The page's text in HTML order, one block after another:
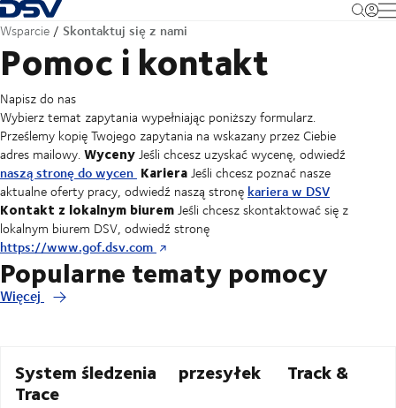
Cofnij do strony głównej
Wsparcie Skontaktuj się z nami
Pomoc i kontakt
Napisz do nas
Wybierz temat zapytania wypełniając poniższy formularz.
Prześlemy kopię Twojego zapytania na wskazany przez Ciebie
adres mailowy.WycenyJeśli chcesz uzyskać wycenę, odwiedź
naszą stronę do wycen KarieraJeśli chcesz poznać nasze
aktualne oferty pracy, odwiedź naszą stronę kariera w DSV
Kontakt z lokalnym biuremJeśli chcesz skontaktować się z
lokalnym biurem DSV, odwiedź stronę
https://www.gof.dsv.com
Popularne tematy pomocy
Więcej
System śledzenia przesyłek Track &
Trace